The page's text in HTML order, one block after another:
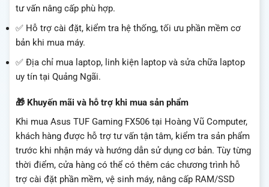
tư vấn nâng cấp phù hợp.
✅ Hỗ trợ cài đặt, kiểm tra hệ thống, tối ưu phần mềm cơ
bản khi mua máy.
✅ Địa chỉ mua laptop, linh kiện laptop và sửa chữa laptop
uy tín tại Quảng Ngãi.
🎁 Khuyến mãi và hỗ trợ khi mua sản phẩm
Khi mua Asus TUF Gaming FX506 tại Hoàng Vũ Computer,
khách hàng được hỗ trợ tư vấn tận tâm, kiểm tra sản phẩm
trước khi nhận máy và hướng dẫn sử dụng cơ bản. Tùy từng
thời điểm, cửa hàng có thể có thêm các chương trình hỗ
trợ cài đặt phần mềm, vệ sinh máy, nâng cấp RAM/SSD